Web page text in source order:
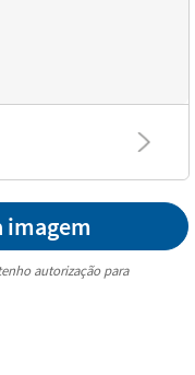
imagem
autorização para